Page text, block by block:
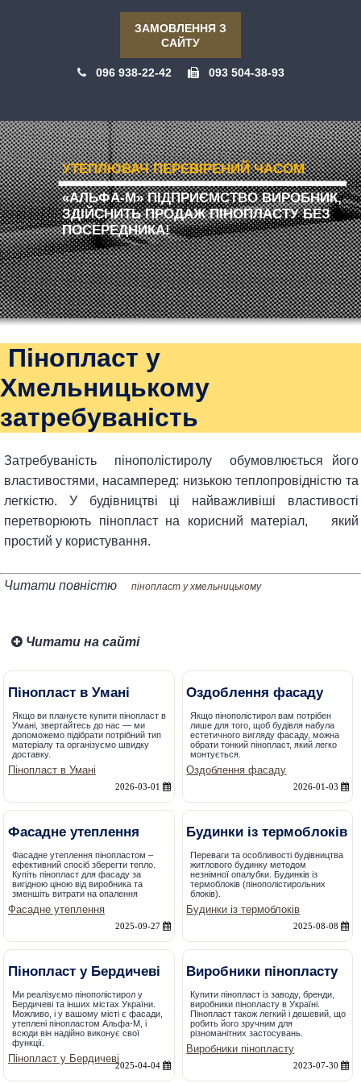
ЗАМОВЛЕННЯ З
САЙТУ
096 938-22-42 093 504-38-93
УТЕПЛЮВАЧ ПЕРЕВІРЕНИЙ ЧАСОМ
«АЛЬФА-М» ПІДПРИЄМСТВО ВИРОБНИК,
ЗДІЙСНИТЬ ПРОДАЖ ПІНОПЛАСТУ БЕЗ
ПОСЕРЕДНИКА!
Пінопласт у
Хмельницькому
затребуваність
Затребуваність пінополістиролу обумовлюється його
властивостями, насамперед: низькою теплопровідністю та
легкістю. У будівництві ці найважливіші властивості
перетворюють пінопласт на корисний матеріал, який
простий у користування.
Читати повністю пінопласт у хмельницькому
Читати на сайті
Пінопласт в Умані
Якщо ви плануєте купити пінопласт в
Умані, звертайтесь до нас — ми
допоможемо підібрати потрібний тип
матеріалу та організуємо швидку
доставку.
Пінопласт в Умані
2026-03-01
Оздоблення фасаду
Якщо пінополістирол вам потрібен
лише для того, щоб будівля набула
естетичного вигляду фасаду, можна
обрати тонкий пінопласт, який легко
монтується.
Оздоблення фасаду
2026-01-03
Фасадне утеплення
Фасадне утеплення пінопластом –
ефективний спосіб зберегти тепло.
Купіть пінопласт для фасаду за
вигідною ціною від виробника та
зменшіть витрати на опалення
Фасадне утеплення
2025-09-27
Будинки із термоблоків
Переваги та особливості будівництва
житлового будинку методом
незнімної опалубки. Будинків із
термоблоків (пінополістирольних
блоків).
Будинки із термоблоків
2025-08-08
Пінопласт у Бердичеві
Ми реалізуємо пінополістирол у
Бердичеві та інших містах України.
Можливо, і у вашому місті є фасади,
утеплені пінопластом Альфа-М, і
всюди він надійно виконує свої
функції.
Пінопласт у Бердичеві
2025-04-04
Виробники пінопласту
Купити пінопласт із заводу, бренди,
виробники пінопласту в Україні.
Пінопласт також легкий і дешевий, що
робить його зручним для
різноманітних застосувань.
Виробники пінопласту
2023-07-30